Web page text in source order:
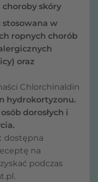
choroby skóry
stosowana w
ropnych chorób
oraz
Chlorchinaldin
hydrokortyzonu.
dorosłych i
dostępna
na
podczas